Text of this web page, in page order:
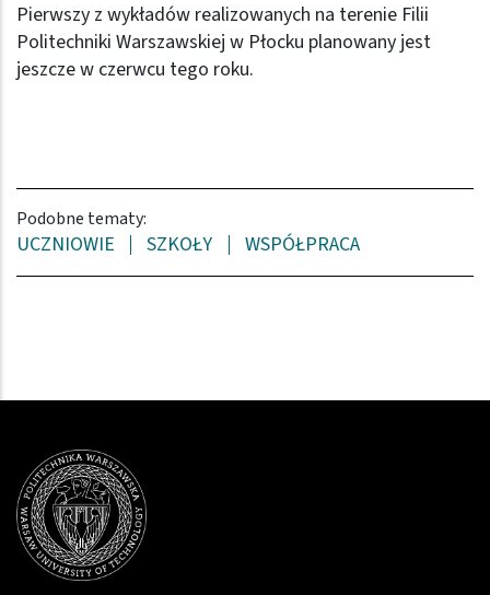
Pierwszy z wykładów realizowanych na terenie Filii
Politechniki Warszawskiej w Płocku planowany jest
jeszcze w czerwcu tego roku.
Podobne tematy:
UCZNIOWIE SZKOŁY WSPÓŁPRACA